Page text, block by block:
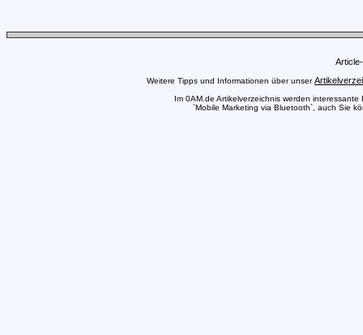
Weitere Tipps und Informationen über unser
Im 0AM.de Artikelverzeichnis werden
`Mobile Marketing via Bluetooth`, auch Sie